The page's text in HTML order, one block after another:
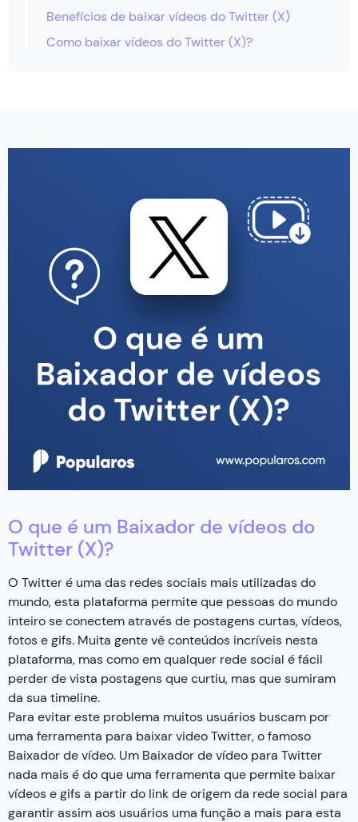
Benefícios de baixar vídeos do Twitter (X)
Como baixar vídeos do Twitter (X)?
O que é um Baixador de vídeos do
Twitter (X)?
O Twitter é uma das redes sociais mais utilizadas do
mundo, esta plataforma permite que pessoas do mundo
inteiro se conectem através de postagens curtas, vídeos,
fotos e gifs. Muita gente vê conteúdos incríveis nesta
plataforma, mas como em qualquer rede social é fácil
perder de vista postagens que curtiu, mas que sumiram
da sua timeline.
Para evitar este problema muitos usuários buscam por
uma ferramenta para baixar video Twitter, o famoso
Baixador de vídeo. Um Baixador de vídeo para Twitter
nada mais é do que uma ferramenta que permite baixar
vídeos e gifs a partir do link de origem da rede social para
garantir assim aos usuários uma função a mais para esta